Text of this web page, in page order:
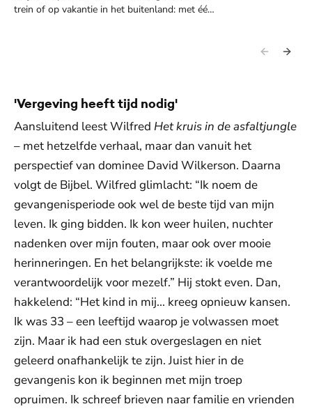
trein of op vakantie in het buitenland: met één
'Vergeving heeft tijd nodig'
Aansluitend leest Wilfred Het kruis in de asfaltjungle
– met hetzelfde verhaal, maar dan vanuit het
perspectief van dominee David Wilkerson. Daarna
volgt de Bijbel. Wilfred glimlacht: “Ik noem de
gevangenisperiode ook wel de beste tijd van mijn
leven. Ik ging bidden. Ik kon weer huilen, nuchter
nadenken over mijn fouten, maar ook over mooie
herinneringen. En het belangrijkste: ik voelde me
verantwoordelijk voor mezelf.” Hij stokt even. Dan,
hakkelend: “Het kind in mij... kreeg opnieuw kansen.
Ik was 33 – een leeftijd waarop je volwassen moet
zijn. Maar ik had een stuk overgeslagen en niet
geleerd onafhankelijk te zijn. Juist hier in de
gevangenis kon ik beginnen met mijn troep
opruimen. Ik schreef brieven naar familie en vrienden